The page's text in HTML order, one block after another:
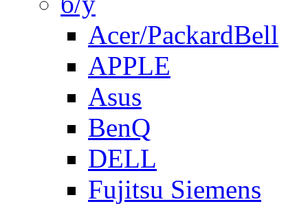
Acer/PackardBell
APPLE
Asus
BenQ
DELL
Fujitsu Siemens